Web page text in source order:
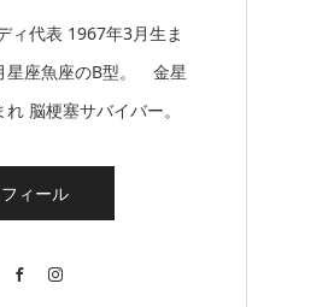
ィ代表 1967年3月生ま
星座魚座のB型。 金星
脳梗塞サバイバー。
ィール
Twitter Facebook